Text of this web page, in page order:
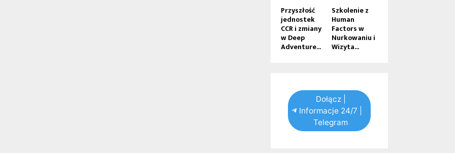
Przyszłość
jednostek
CCR i zmiany
w Deep
Adventure...
Szkolenie z
Human
Factors w
Nurkowaniu i
Wizyta...
Dołącz |
Informacje 24/7 |
Telegram